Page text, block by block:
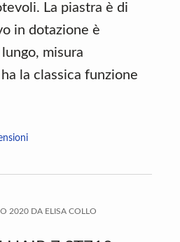
La piastra è di
in dotazione è
misura
la classica funzione
2020 DA ELISA COLLO